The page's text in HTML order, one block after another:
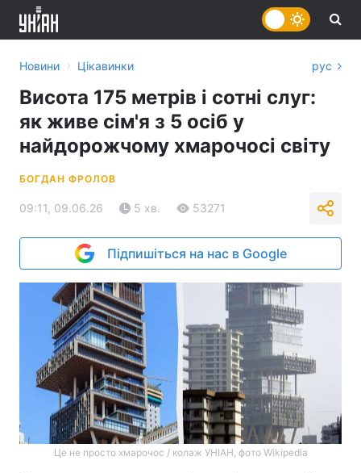
Новини › Цікавинки рус
Висота 175 метрів і сотні слуг:
як живе сім'я з 5 осіб у
найдорожчому хмарочосі світу
БОГДАН ФРОЛОВ
09:11, 09.06.26 5 хв. 53271
Підпишіться на нас в Google
Це не просто хмарочос / колаж УНІАН, фото Wikipedia